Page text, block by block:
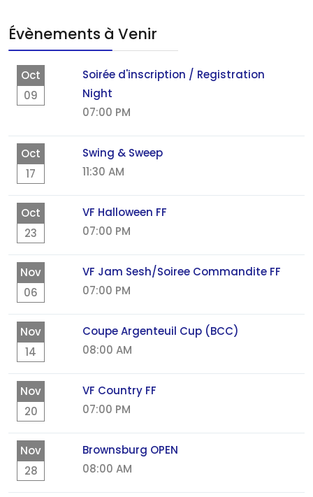
Évènements à Venir
Oct
09
Soirée d'inscription / Registration
Night
07:00 PM
Oct
17
Swing & Sweep
11:30 AM
Oct
23
VF Halloween FF
07:00 PM
Nov
06
VF Jam Sesh/Soiree Commandite FF
07:00 PM
Nov
14
Coupe Argenteuil Cup (BCC)
08:00 AM
Nov
20
VF Country FF
07:00 PM
Nov
28
Brownsburg OPEN
08:00 AM